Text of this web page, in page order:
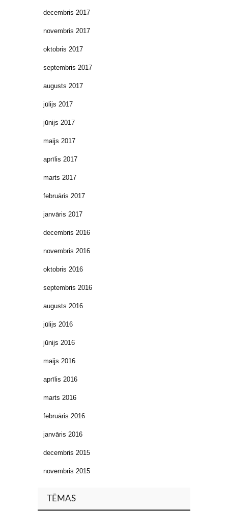
decembris 2017
novembris 2017
oktobris 2017
septembris 2017
augusts 2017
jūlijs 2017
jūnijs 2017
maijs 2017
aprīlis 2017
marts 2017
februāris 2017
janvāris 2017
decembris 2016
novembris 2016
oktobris 2016
septembris 2016
augusts 2016
jūlijs 2016
jūnijs 2016
maijs 2016
aprīlis 2016
marts 2016
februāris 2016
janvāris 2016
decembris 2015
novembris 2015
TĒMAS